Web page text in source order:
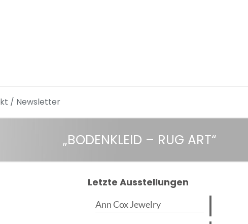
/ Newsletter
„BODENKLEID – RUG ART“
Letzte Ausstellungen
Ann Cox Jewelry